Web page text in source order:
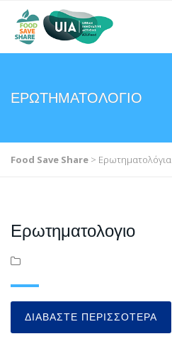
ΕΡΩΤΗΜΑΤΟΛΟΓΙΟ
Food Save Share > Ερωτηματολόγια
Ερωτηματολογιο
ΔΙΑΒΆΣΤΕ ΠΕΡΙΣΣΌΤΕΡΑ